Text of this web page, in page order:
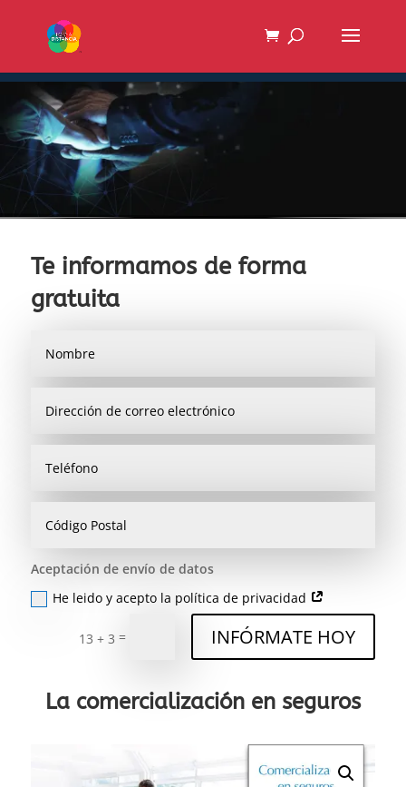
Te informamos de forma
gratuita
Aceptación de envío de datos
He leido y acepto la política de privacidad
13 + 3 = INFÓRMATE HOY
La comercialización en seguros